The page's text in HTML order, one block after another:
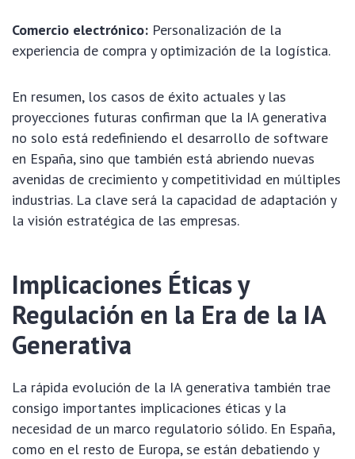
Comercio electrónico: Personalización de la
experiencia de compra y optimización de la logística.
En resumen, los casos de éxito actuales y las
proyecciones futuras confirman que la IA generativa
no solo está redefiniendo el desarrollo de software
en España, sino que también está abriendo nuevas
avenidas de crecimiento y competitividad en múltiples
industrias. La clave será la capacidad de adaptación y
la visión estratégica de las empresas.
Implicaciones Éticas y
Regulación en la Era de la IA
Generativa
La rápida evolución de la IA generativa también trae
consigo importantes implicaciones éticas y la
necesidad de un marco regulatorio sólido. En España,
como en el resto de Europa, se están debatiendo y